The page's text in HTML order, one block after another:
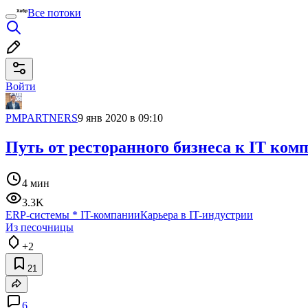
Все потоки
Войти
PMPARTNERS9 янв 2020 в 09:10
Путь от ресторанного бизнеса к IT
4 мин
3.3K
ERP-системы * IT-компанииКарьера в IT-индустрии
Из песочницы
+2
21
6